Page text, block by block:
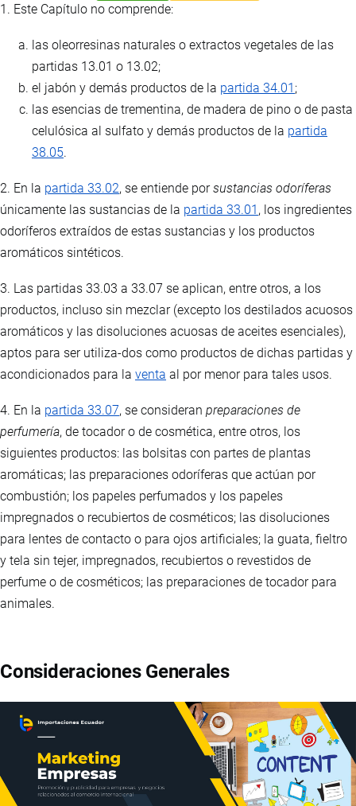
1. Este Capítulo no comprende:
las oleorresinas naturales o extractos vegetales de las
partidas 13.01 o 13.02;
el jabón y demás productos de la partida 34.01 ;
las esencias de trementina, de madera de pino o de pasta
celulósica al sulfato y demás productos de la partida
38.05.
2. En la partida 33.02, se entiende porsustancias odoríferas
únicamente las sustancias de la partida 33.01 , los ingredientes
odoríferos extraídos de estas sustancias y los productos
aromáticos sintéticos.
3. Las partidas 33.03 a 33.07 se aplican, entre otros, a los
productos, incluso sin mezclar (excepto los destilados acuosos
aromáticos y las disoluciones acuosas de aceites esenciales),
aptos para ser utiliza-dos como productos de dichas partidas y
acondicionados para la venta al por menor para tales usos.
4. En la partida 33.07, se consideran preparaciones de
perfumería, de tocador o de cosmética, entre otros, los
siguientes productos: las bolsitas con partes de plantas
aromáticas; las preparaciones odoríferas que actúan por
combustión; los papeles perfumados y los papeles
impregnados o recubiertos de cosméticos; las disoluciones
para lentes de contacto o para ojos artificiales; la guata, fieltro
y tela sin tejer, impregnados, recubiertos o revestidos de
perfume o de cosméticos; las preparaciones de tocador para
animales.
Consideraciones Generales